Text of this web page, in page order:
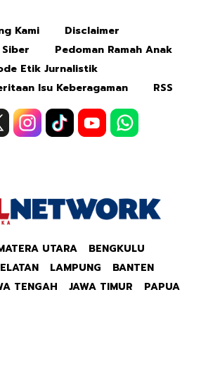
Kami
Disclaimer
Pedoman Ramah Anak
Etik Jurnalistik
Isu Keberagaman
RSS
UTARA
BENGKULU
LAMPUNG
BANTEN
TENGAH JAWA TIMUR PAPUA